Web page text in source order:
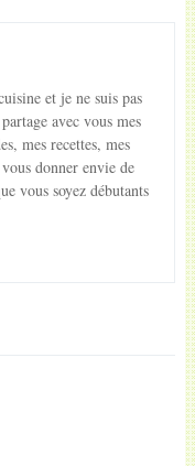
et je ne suis pas
avec vous mes
mes recettes, mes
donner envie de
vous soyez débutants